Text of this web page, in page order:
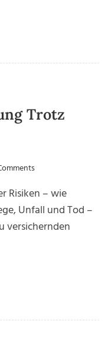
Trotz
Risiken – wie
Unfall und Tod –
versichernden